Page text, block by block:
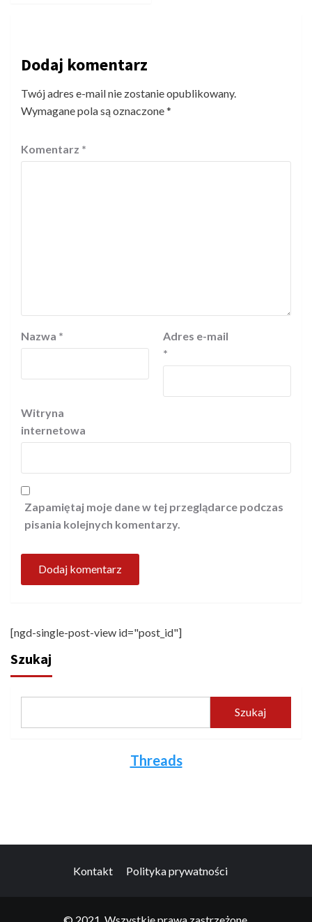
Dodaj komentarz
Twój adres e-mail nie zostanie opublikowany.
Wymagane pola są oznaczone*
Komentarz *
Nazwa *
Adres e-mail
*
Witryna
internetowa
Zapamiętaj moje dane w tej przeglądarce podczas
pisania kolejnych komentarzy.
[ngd-single-post-view id="post_id"]
Szukaj
Szukaj
Threads
Kontakt Polityka prywatności
© 2021. Wszystkie prawa zastrzeżone.